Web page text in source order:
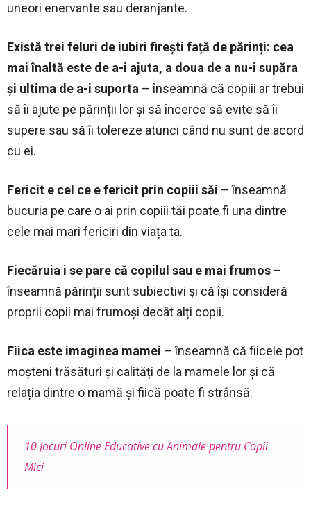
uneori enervante sau deranjante.
Există trei feluri de iubiri firești față de părinți: cea
mai înaltă este de a-i ajuta, a doua de a nu-i supăra
și ultima de a-i suporta – înseamnă că copiii ar trebui
să îi ajute pe părinții lor și să încerce să evite să îi
supere sau să îi tolereze atunci când nu sunt de acord
cu ei.
Fericit e cel ce e fericit prin copiii săi – înseamnă
bucuria pe care o ai prin copiii tăi poate fi una dintre
cele mai mari fericiri din viața ta.
Fiecăruia i se pare că copilul sau e mai frumos –
înseamnă părinții sunt subiectivi și că își consideră
proprii copii mai frumoși decât alți copii.
Fiica este imaginea mamei – înseamnă că fiicele pot
moșteni trăsături și calități de la mamele lor și că
relația dintre o mamă și fiică poate fi strânsă.
10 Jocuri Online Educative cu Animale pentru Copii
Mici